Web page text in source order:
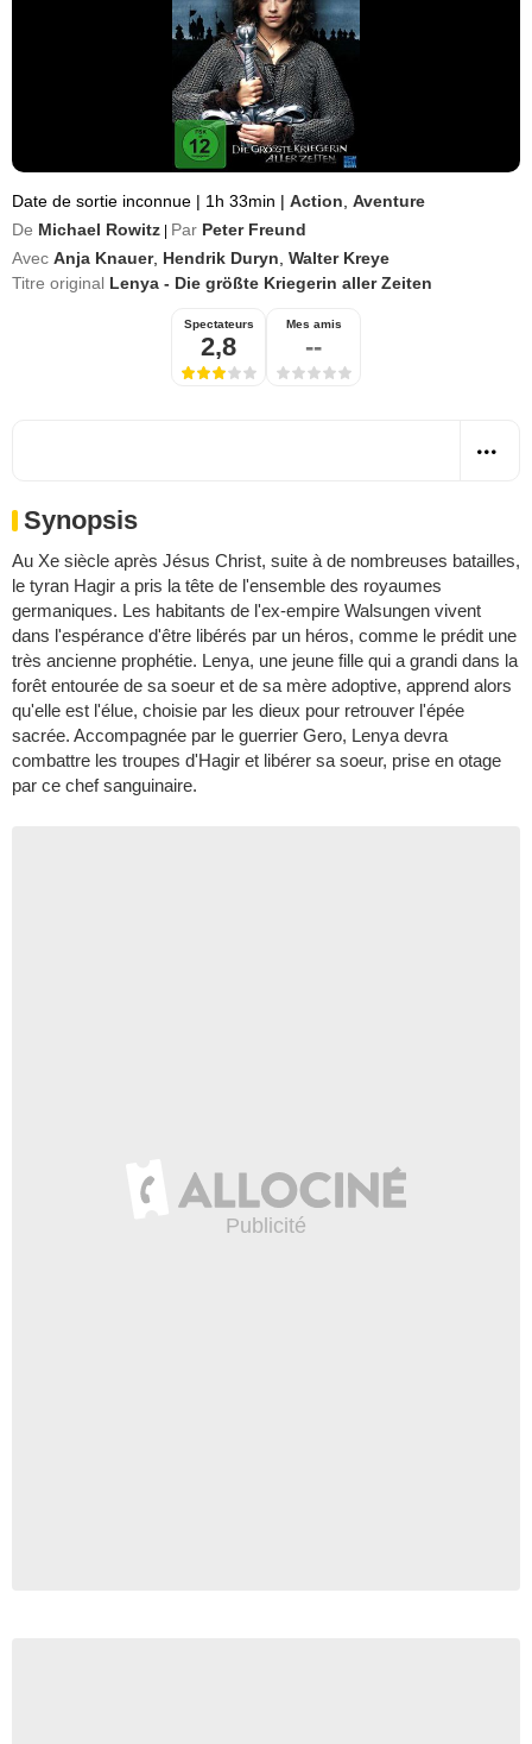
Date de sortie inconnue | 1h 33min | Action Aventure
De Michael Rowitz Par Peter Freund
Avec Anja Knauer, Hendrik Duryn Walter Kreye
Titre original Lenya - Die größte Kriegerin aller Zeiten
Spectateurs
2,8
Mes amis
--
Synopsis
Au Xe siècle après Jésus Christ, suite à de nombreuses batailles,
le tyran Hagir a pris la tête de l'ensemble des royaumes
germaniques. Les habitants de l'ex-empire Walsungen vivent
dans l'espérance d'être libérés par un héros, comme le prédit une
très ancienne prophétie. Lenya, une jeune fille qui a grandi dans la
forêt entourée de sa soeur et de sa mère adoptive, apprend alors
qu'elle est l'élue, choisie par les dieux pour retrouver l'épée
sacrée. Accompagnée par le guerrier Gero, Lenya devra
combattre les troupes d'Hagir et libérer sa soeur, prise en otage
par ce chef sanguinaire.